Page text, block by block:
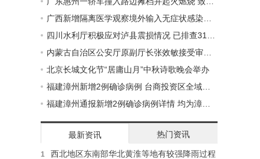
北京长城文化节“居庸山月”中秋诗歌晚会举办
最新资讯 热门资讯
1 西北地区东南部华北黄淮等地有较强降雨过程